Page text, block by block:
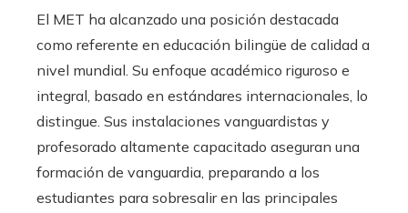
El MET ha alcanzado una posición destacada
como referente en educación bilingüe de calidad a
nivel mundial. Su enfoque académico riguroso e
integral, basado en estándares internacionales, lo
distingue. Sus instalaciones vanguardistas y
profesorado altamente capacitado aseguran una
formación de vanguardia, preparando a los
estudiantes para sobresalir en las principales